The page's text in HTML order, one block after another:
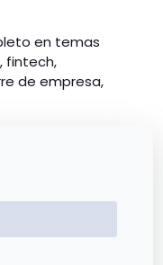
en temas
fintech,
de empresa,